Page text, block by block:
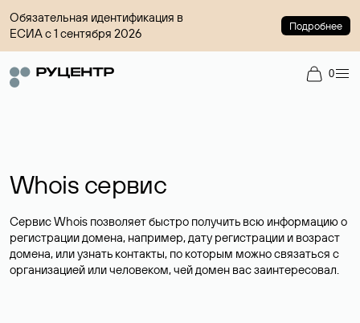
Обязательная идентификация в
ЕСИА с 1 сентября 2026
Подробнее
0
Whois сервис
Сервис Whois позволяет быстро получить всю информацию о
регистрации домена, например, дату регистрации и возраст
домена, или узнать контакты, по которым можно связаться с
организацией или человеком, чей домен вас заинтересовал.